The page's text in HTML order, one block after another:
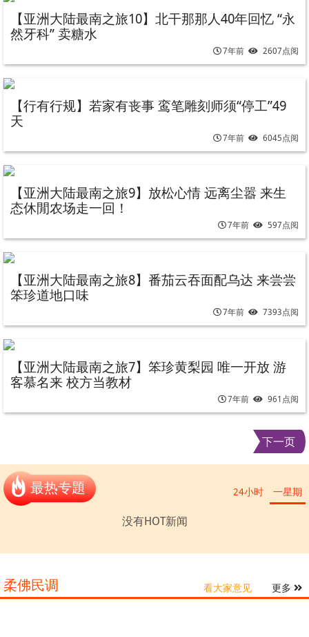
【亚洲大陆最南之旅10】北干那那人40年回忆 “永
然牙科” 卖糖水
7年前 2607点阅
【行有行规】若家有丧事 鸾笔雕刻师须“停工”49
天
7年前 6045点阅
【亚洲大陆最南之旅9】放松心情 远离尘嚣 来生
态休閒农场走一回！
7年前 597点阅
【亚洲大陆最南之旅8】番茄云吞面配乌达 来尝尝
笨珍道地口味
7年前 7393点阅
【亚洲大陆最南之旅7】笨珍黄梨园 唯一开放 游
客慕名来 校方当教材
7年前 961点阅
下一页
最热专題 24小时 一星期
没有HOT新闻
柔佛民调 看大家意见 更多